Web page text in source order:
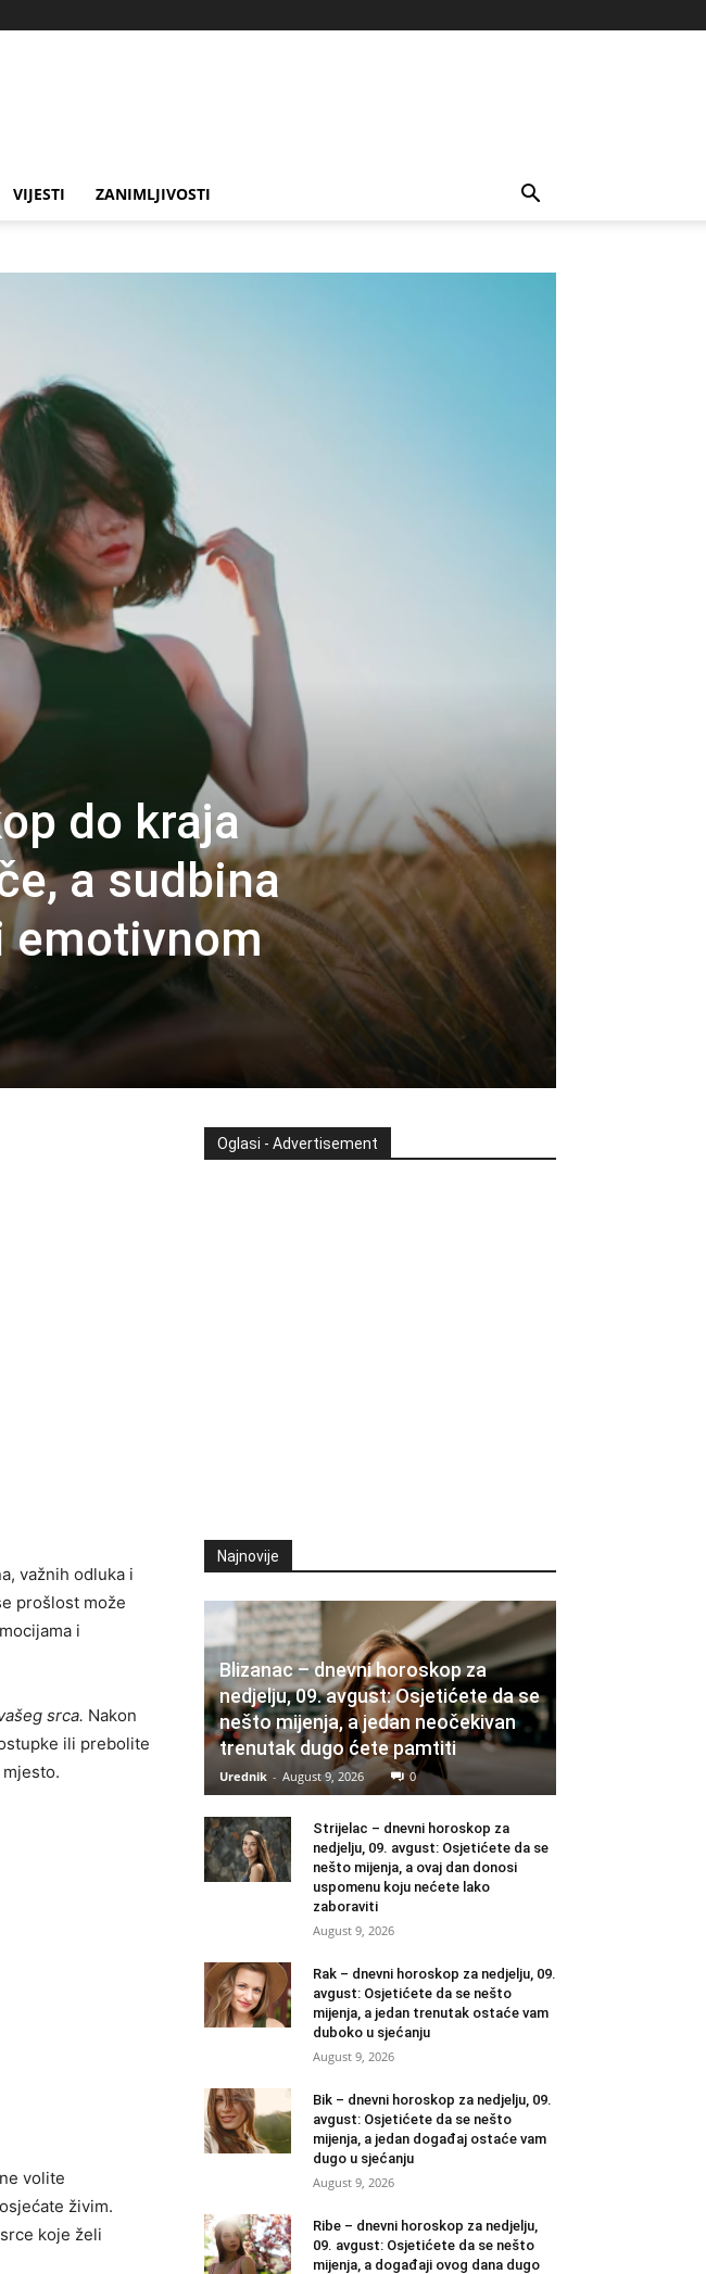
VIJESTI ZANIMLJIVOSTI
do kraja
a sudbina
emotivnom
važnih odluka i
prošlost može
i
srca. Nakon
ili prebolite
volite
živim.
koje želi
Oglasi - Advertisement
Najnovije
Blizanac – dnevni horoskop za
nedjelju, 09. avgust: Osjetićete da se
nešto mijenja, a jedan neočekivan
trenutak dugo ćete pamtiti
Urednik - August 9, 2026 0
Strijelac – dnevni horoskop za
nedjelju, 09. avgust: Osjetićete da se
nešto mijenja, a ovaj dan donosi
uspomenu koju nećete lako
zaboraviti
August 9, 2026
Rak – dnevni horoskop za nedjelju, 09.
avgust: Osjetićete da se nešto
mijenja, a jedan trenutak ostaće vam
duboko u sjećanju
August 9, 2026
Bik – dnevni horoskop za nedjelju, 09.
avgust: Osjetićete da se nešto
mijenja, a jedan događaj ostaće vam
dugo u sjećanju
August 9, 2026
Ribe – dnevni horoskop za nedjelju,
09. avgust: Osjetićete da se nešto
mijenja, a događaji ovog dana dugo